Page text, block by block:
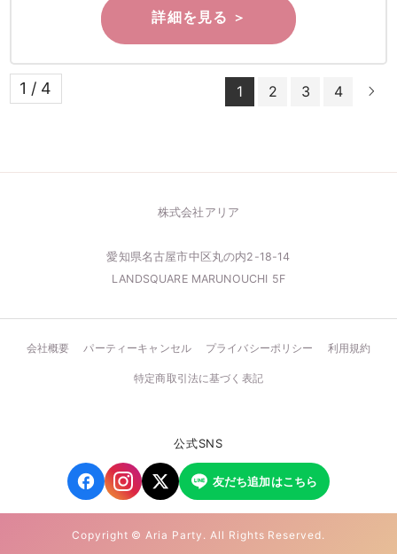
1 / 4 1 2 3 4 
株式会社アリア
愛知県名古屋市中区丸の内2-18-14
LANDSQUARE MARUNOUCHI 5F
会社概要 パーティーキャンセル プライバシーポリシー 利用規約
特定商取引法に基づく表記
Copyright © Aria Party. All Rights Reserved.
公式SNS
友だち追加はこちら